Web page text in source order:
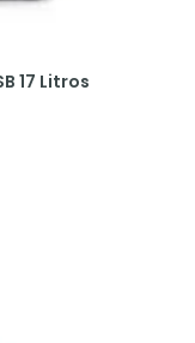
17 Litros